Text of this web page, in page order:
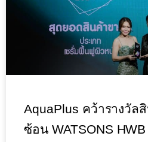
AquaPlus คว้ารางวัล
ซ้อน WATSONS